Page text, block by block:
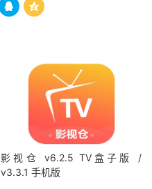
 
影视仓 v6.2.5 TV盒子版 /
v3.3.1 手机版